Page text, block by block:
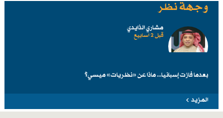
وجهة نظر
مشاري الذايدي
قبل 2 اسابیع
بعدما فازت إسبانيا... ماذا عن «نظريات» ميسي؟
المزيد